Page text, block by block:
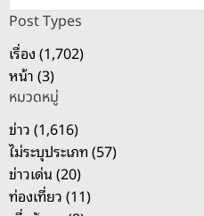
ห
สำ
ห
รั
บ
:
Post Types
เรื่อง (1,702)
หน้า (3)
หมวดหมู่
ข่าว (1,616)
ไม่ระบุประเภท (57)
ข่าวเด่น (20)
ท่องเที่ยว (11)